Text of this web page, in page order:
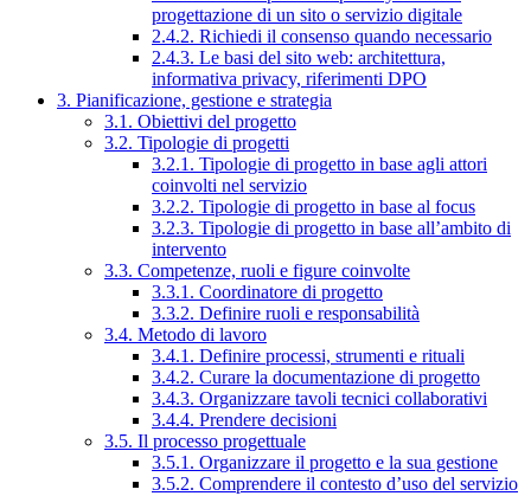
progettazione di un sito o servizio digitale
2.4.2. Richiedi il consenso quando necessario
2.4.3. Le basi del sito web: architettura,
informativa privacy, riferimenti DPO
3. Pianificazione, gestione e strategia
3.1. Obiettivi del progetto
3.2. Tipologie di progetti
3.2.1. Tipologie di progetto in base agli attori
coinvolti nel servizio
3.2.2. Tipologie di progetto in base al focus
3.2.3. Tipologie di progetto in base all’ambito di
intervento
3.3. Competenze, ruoli e figure coinvolte
3.3.1. Coordinatore di progetto
3.3.2. Definire ruoli e responsabilità
3.4. Metodo di lavoro
3.4.1. Definire processi, strumenti e rituali
3.4.2. Curare la documentazione di progetto
3.4.3. Organizzare tavoli tecnici collaborativi
3.4.4. Prendere decisioni
3.5. Il processo progettuale
3.5.1. Organizzare il progetto e la sua gestione
3.5.2. Comprendere il contesto d’uso del servizio